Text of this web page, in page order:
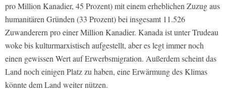
pro Million Kanadier, 45 Prozent) mit einem erheblichen Zuzug aus
humanitären Gründen (33 Prozent) bei insgesamt 11.526
Zuwanderern pro einer Million Kanadier. Kanada ist unter Trudeau
woke bis kulturmarxistisch aufgestellt, aber es legt immer noch
einen gewissen Wert auf Erwerbsmigration. Außerdem scheint das
Land noch einigen Platz zu haben, eine Erwärmung des Klimas
könnte dem Land weiter nützen.